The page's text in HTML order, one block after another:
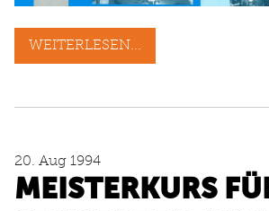
WEITERLESEN...
20. Aug 1994
MEISTERKURS